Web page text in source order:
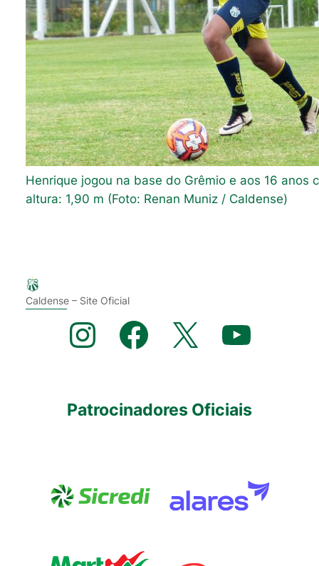
Henrique jogou na base do Grêmio e aos 16 anos
altura: 1,90 m (Foto: Renan Muniz / Caldense)
Caldense – Site Oficial
Instagram Facebook X YouTube
Patrocinadores Oficiais